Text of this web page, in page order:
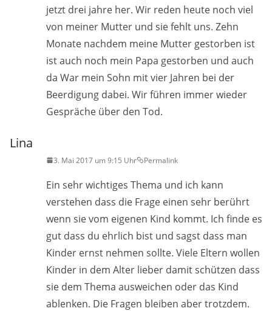
jetzt drei jahre her. Wir reden heute noch viel
von meiner Mutter und sie fehlt uns. Zehn
Monate nachdem meine Mutter gestorben ist
ist auch noch mein Papa gestorben und auch
da War mein Sohn mit vier Jahren bei der
Beerdigung dabei. Wir führen immer wieder
Gespräche über den Tod.
Lina
3. Mai 2017 um 9:15 Uhr Permalink
Ein sehr wichtiges Thema und ich kann
verstehen dass die Frage einen sehr berührt
wenn sie vom eigenen Kind kommt. Ich finde es
gut dass du ehrlich bist und sagst dass man
Kinder ernst nehmen sollte. Viele Eltern wollen
Kinder in dem Alter lieber damit schützen dass
sie dem Thema ausweichen oder das Kind
ablenken. Die Fragen bleiben aber trotzdem.